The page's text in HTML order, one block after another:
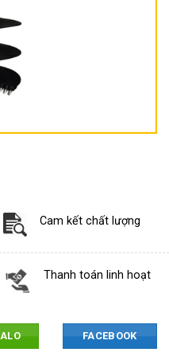
Cam kết chất lượng
Thanh toán linh hoạt
FACEBOOK